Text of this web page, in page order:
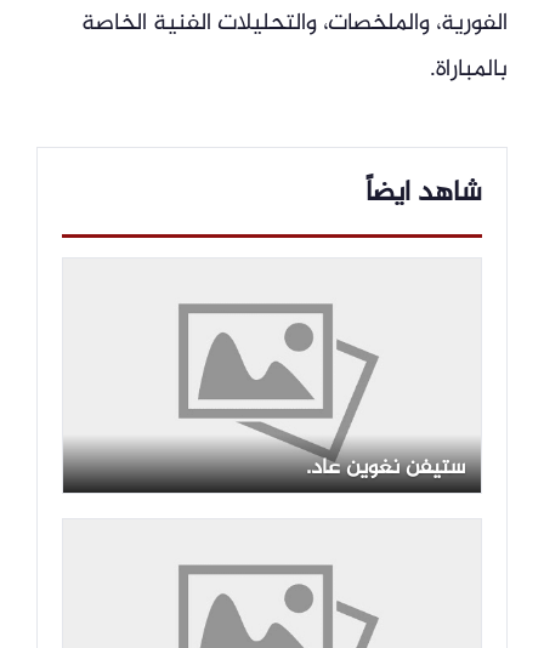
الفورية، والملخصات، والتحليلات الفنية الخاصة
بالمباراة.
شاهد ايضاً
ستيفن نغوين عاد.